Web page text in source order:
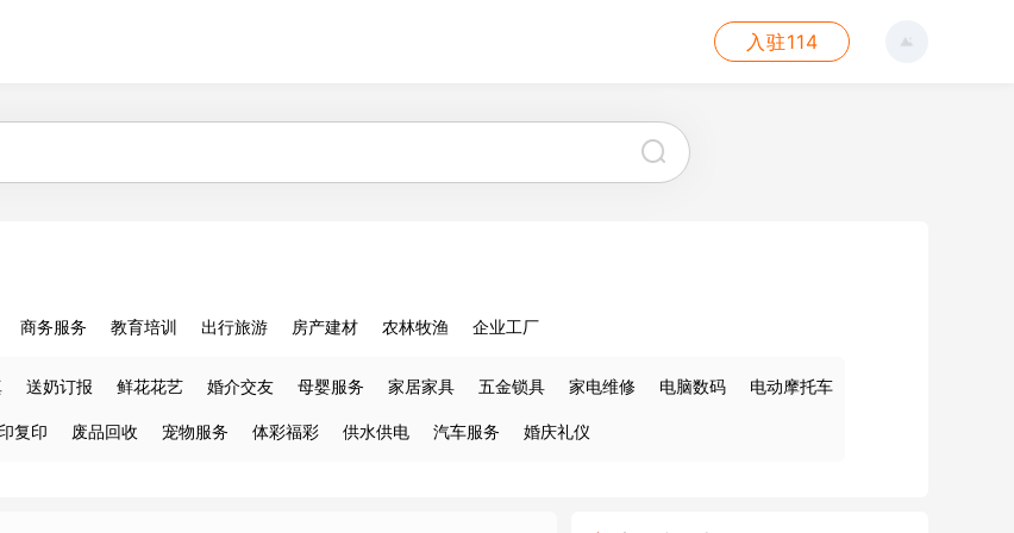
入驻114
商务服务 教育培训 出行旅游 房产建材 农林牧渔 企业工厂
送奶订报 鲜花花艺 婚介交友 母婴服务 家居家具 五金锁具 家电维修 电脑数码 电动摩托车
复印 废品回收 宠物服务 体彩福彩 供水供电 汽车服务 婚庆礼仪